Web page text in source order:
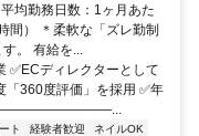
均勤務日数：1ヶ月あた
間） ＊柔軟な「ズレ勤制
。 有給を...
✅ECディレクターとして
「360度評価」を採用 ✅年
ト 経験者歓迎
ネイルOK